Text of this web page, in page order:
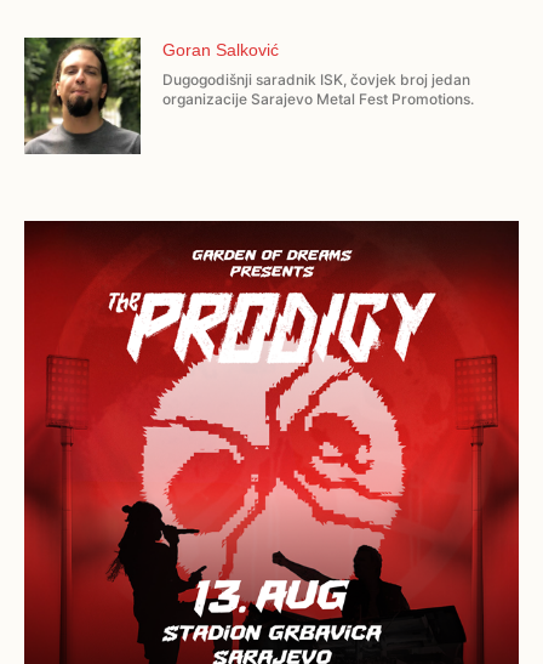
Goran Salković
Dugogodišnji saradnik ISK, čovjek broj jedan
organizacije Sarajevo Metal Fest Promotions.